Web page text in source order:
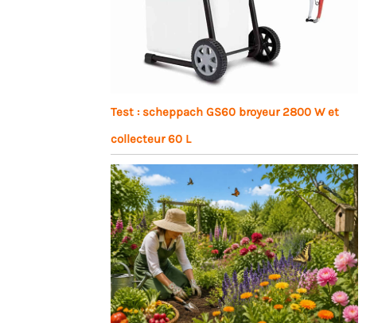
Test : scheppach GS60 broyeur 2800 W et
collecteur 60 L